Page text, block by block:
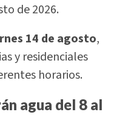
de 2026.
14 de agosto,
y residenciales
horarios.
agua del 8 al